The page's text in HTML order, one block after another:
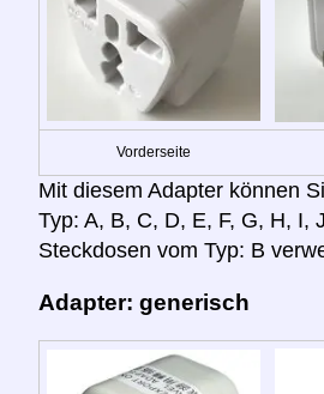
Vorderseite
Mit diesem Adapter können
Typ: A, B, C, D, E, F, G, H, I,
Steckdosen vom Typ: B
Adapter: generisch